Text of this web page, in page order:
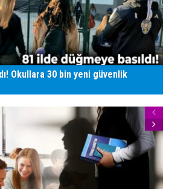
Okullara 30 bin yeni güvenlik